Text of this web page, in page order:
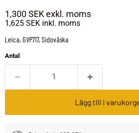
1,300 SEKexkl. moms
1,625 SEK inkl. moms
Leica, GVP717, Sidoväska
Antal
Lägg till i